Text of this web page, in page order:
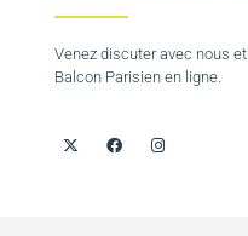
Venez discuter avec nous
Balcon Parisien en ligne.